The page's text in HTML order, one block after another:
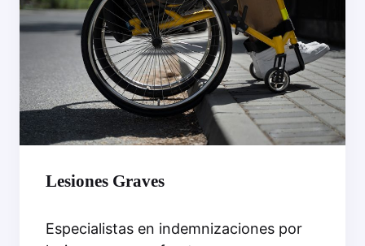
Lesiones Graves
Especialistas en indemnizaciones por